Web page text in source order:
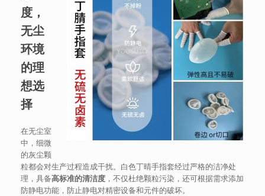
度，
无尘
环境
的理
想选
择
在无尘室
中，细微
的灰尘颗
粒都会对生产过程造成干扰。白色丁晴手指套经过严格的洁净处
理，具备高标准的清洁度 ，不仅杜绝颗粒污染，还可根据需求添加
防静电功能，防止静电对精密设备和元件的破坏。